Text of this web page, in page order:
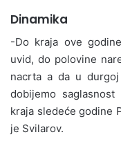
Dinamika
-Do kraja ove
uvid, do polovine
nacrta a da u
dobijemo
kraja sledeće godine
je Svilarov.